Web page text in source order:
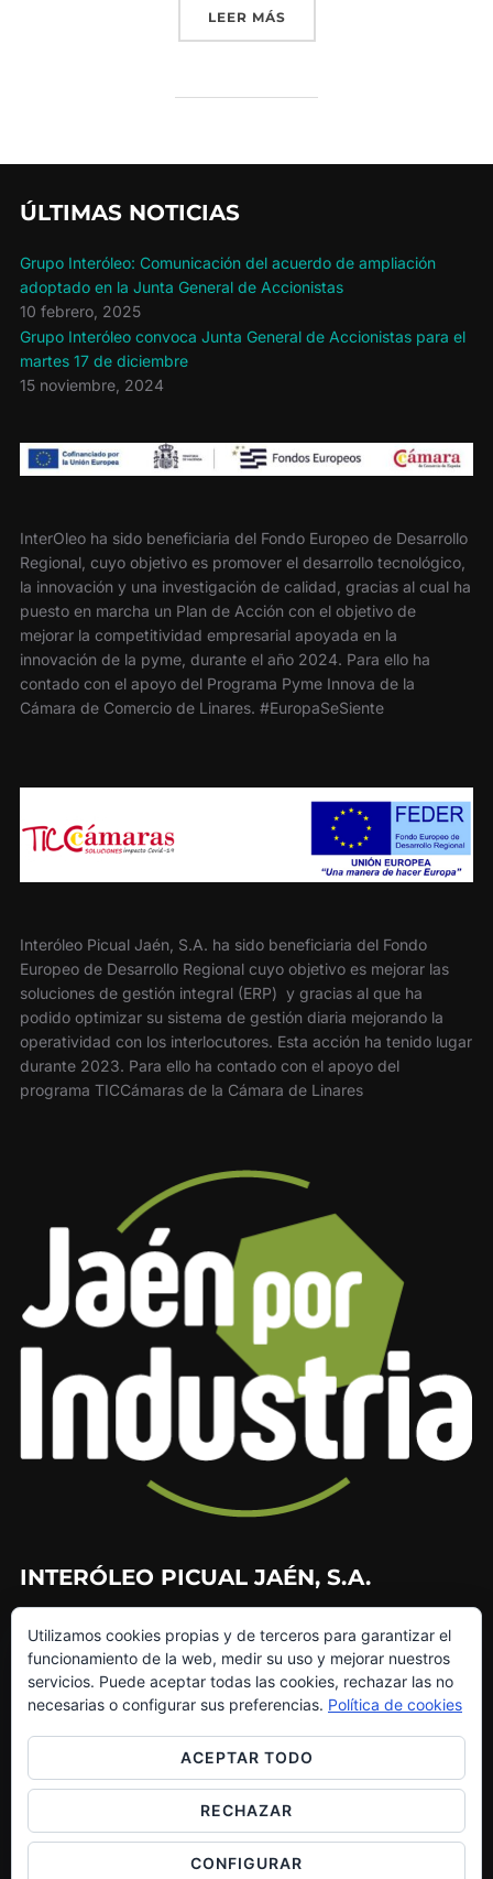
LEER MÁS«NUEVO CURSO DE
ÚLTIMAS NOTICIAS
Grupo Interóleo: Comunicación del acuerdo de ampliación
adoptado en la Junta General de Accionistas
10 febrero, 2025
Grupo Interóleo convoca Junta General de Accionistas para el
martes 17 de diciembre
15 noviembre, 2024
InterOleo ha sido beneficiaria del Fondo Europeo de Desarrollo
Regional, cuyo objetivo es promover el desarrollo tecnológico,
la innovación y una investigación de calidad, gracias al cual ha
puesto en marcha un Plan de Acción con el objetivo de
mejorar la competitividad empresarial apoyada en la
innovación de la pyme, durante el año 2024. Para ello ha
contado con el apoyo del Programa Pyme Innova de la
Cámara de Comercio de Linares. #EuropaSeSiente
Interóleo Picual Jaén, S.A. ha sido beneficiaria del Fondo
Europeo de Desarrollo Regional cuyo objetivo es mejorar las
soluciones de gestión integral (ERP) y gracias al que ha
podido optimizar su sistema de gestión diaria mejorando la
operatividad con los interlocutores. Esta acción ha tenido lugar
durante 2023. Para ello ha contado con el apoyo del
programa TICCámaras de la Cámara de Linares
INTERÓLEO PICUAL JAÉN, S.A.
953 226 010
953 272 499
info@interoleo.com
canaldedenuncias@interoleo.com
Inspiro ThemeporWPZOOM
Utilizamos cookies propias y de terceros para garantizar el
funcionamiento de la web, medir su uso y mejorar nuestros
servicios. Puede aceptar todas las cookies, rechazar las no
necesarias o configurar sus preferencias. Política de cookies
ACEPTAR TODO
RECHAZAR
CONFIGURAR